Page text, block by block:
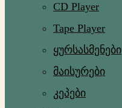
CD Player
Tape Player
ყურსასმენები
მაისურები
კეპები